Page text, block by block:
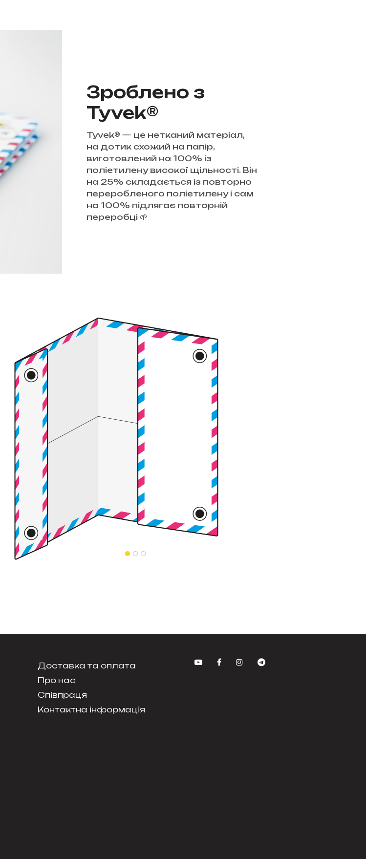
Зроблено з
Tyvek®
Tyvek® — це нетканий матеріал,
на дотик схожий на папір,
виготовлений на 100% із
поліетилену високої щільності. Він
на 25% складається із повторно
переробленого поліетилену і сам
на 100% підлягає повторній
переробці 🌱
Доставка та оплата
Про нас
Співпраця
Контактна інформація